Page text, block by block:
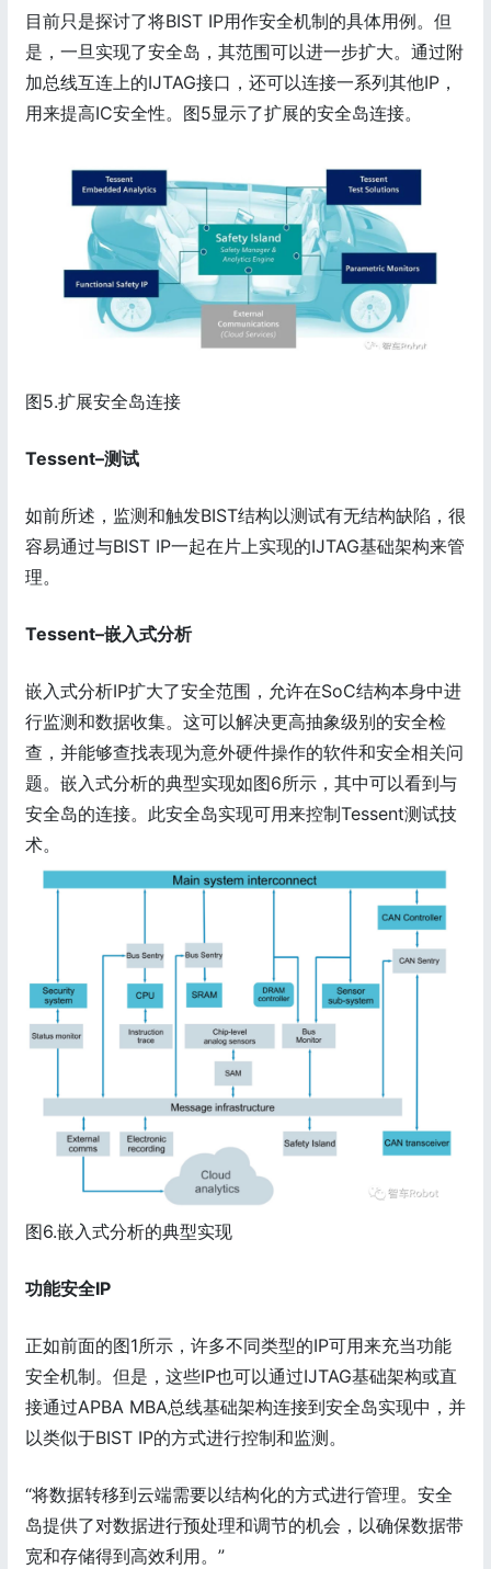
目前只是探讨了将BIST IP用作安全机制的具体用例。但
是，一旦实现了安全岛，其范围可以进一步扩大。通过附
加总线互连上的IJTAG接口，还可以连接一系列其他IP，
用来提高IC安全性。图5显示了扩展的安全岛连接。
图5.扩展安全岛连接
Tessent–测试
如前所述，监测和触发BIST结构以测试有无结构缺陷，很
容易通过与BIST IP一起在片上实现的IJTAG基础架构来管
理。
Tessent–嵌入式分析
嵌入式分析IP扩大了安全范围，允许在SoC结构本身中进
行监测和数据收集。这可以解决更高抽象级别的安全检
查，并能够查找表现为意外硬件操作的软件和安全相关问
题。嵌入式分析的典型实现如图6所示，其中可以看到与
安全岛的连接。此安全岛实现可用来控制Tessent测试技
术。
图6.嵌入式分析的典型实现
功能安全IP
正如前面的图1所示，许多不同类型的IP可用来充当功能
安全机制。但是，这些IP也可以通过IJTAG基础架构或直
接通过APBA MBA总线基础架构连接到安全岛实现中，并
以类似于BIST IP的方式进行控制和监测。
“将数据转移到云端需要以结构化的方式进行管理。安全
岛提供了对数据进行预处理和调节的机会，以确保数据带
宽和存储得到高效利用。”